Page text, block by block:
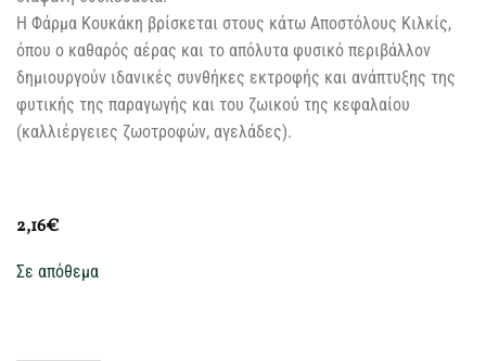
Η Φάρμα Κουκάκη βρίσκεται στους κάτω Αποστόλους Κιλκίς,
όπου ο καθαρός αέρας και το απόλυτα φυσικό περιβάλλον
δημιουργούν ιδανικές συνθήκες εκτροφής και ανάπτυξης της
φυτικής της παραγωγής και του ζωικού της κεφαλαίου
(καλλιέργειες ζωοτροφών, αγελάδες).
2,16€
Σε απόθεμα